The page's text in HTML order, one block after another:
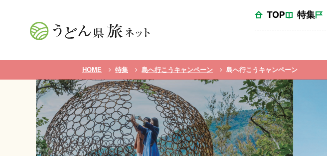
TOP 特集
HOME 特集 島へ行こうキャンペーン 島へ行こうキャンペーン